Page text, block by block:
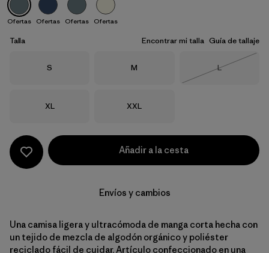
Suns: Blue Sage
Ofertas Ofertas Ofertas Ofertas
Talla Encontrar mi talla Guía de tallaje
Talla
S Talla
M Talla
L
Talla
XL Talla
XXL
Añadir a la cesta
Envíos y cambios
Una camisa ligera y ultracómoda de manga corta hecha con
un tejido de mezcla de algodón orgánico y poliéster
reciclado fácil de cuidar. Artículo confeccionado en una